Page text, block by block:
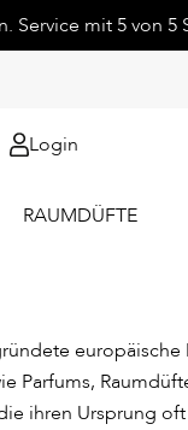
Service mit 5 von 5
Login
RAUMDÜFTE
Parfums,
ihren Ursprung